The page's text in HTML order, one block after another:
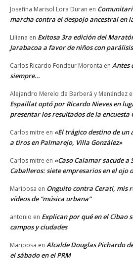
Josefina Marisol Lora Duran en
marcha contra el despojo ancestral en
Liliana en Exitosa 3ra edición del
Jarabacoa a favor de niños con
Carlos Ricardo Fondeur Moronta en Antes
siempre…
Alejandro Merelo de Barberá y Menéndez
Espaillat optó por Ricardo Nieves en
presentar los resultados de la encuesta
Carlos mitre en «El trágico destino de
a tiros en Palmarejo, Villa González»
Carlos mitre en «Caso Calamar sacude a
Caballeros: siete empresarios en el ojo
Mariposa en Onguito contra Cerati, mis
vídeos de “música urbana”
antonio en Explican por qué en el Cibao
campos y ciudades
Mariposa en Alcalde Douglas Pichardo
el sábado en el PRM